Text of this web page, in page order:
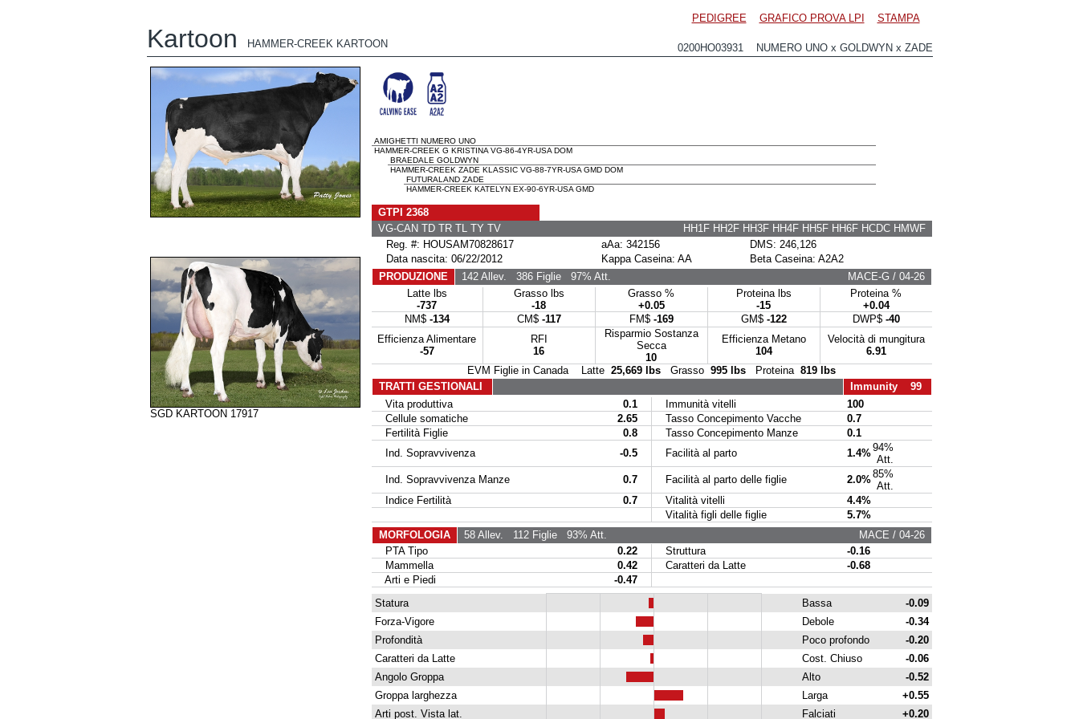
PEDIGREE GRAFICO PROVA LPI STAMPA
Kartoon HAMMER-CREEK KARTOON 0200HO03931 NUMERO UNO x GOLDWYN x ZADE
SGD KARTOON 17917
AMIGHETTI NUMERO UNO
HAMMER-CREEK G KRISTINA VG-86-4YR-USA DOM
BRAEDALE GOLDWYN
HAMMER-CREEK ZADE KLASSIC VG-88-7YR-USA GMD DOM
FUTURALAND ZADE
HAMMER-CREEK KATELYN EX-90-6YR-USA GMD
GTPI 2368
VG-CAN TD TR TL TY TV
HH1F HH2F HH3F HH4F HH5F HH6F HCDC HMWF
Reg. #: HOUSAM70828617
aAa: 342156
DMS: 246,126
Data nascita: 06/22/2012
Kappa Caseina: AA
Beta Caseina: A2A2
PRODUZIONE
142 Allev. 386 Figlie97% Att.
MACE-G / 04-26
Latte lbs
-737
Grasso lbs
-18
Grasso %
+0.05
Proteina lbs
-15
Proteina %
+0.04
NM$ -134 CM$ -117 FM$ -169 GM$ -122 DWP$ -40
Efficienza Alimentare
-57
RFI
16
Risparmio Sostanza
Secca
10
Efficienza Metano
104
Velocità di mungitura
6.91
EVM Figlie in Canada Latte 25,669 lbs Grasso 995 lbs Proteina 819 lbs
TRATTI GESTIONALI
Immunity 99
Vita produttiva
0.1 Immunità vitelli
100
Cellule somatiche
2.65 Tasso Concepimento Vacche
0.7
Fertilità Figlie
0.8 Tasso Concepimento Manze
0.1
Ind. Sopravvivenza
-0.5 Facilità al parto 1.4%94%
Att.
Ind. Sopravvivenza Manze
0.7 Facilità al parto delle figlie 2.0%85%
Att.
Indice Fertilità
0.7 Vitalità vitelli
4.4%
Vitalità figli delle figlie
5.7%
MORFOLOGIA
58 Allev. 112 Figlie93% Att.
MACE / 04-26
PTA Tipo
0.22 Struttura
-0.16
Mammella
0.42 Caratteri da Latte
-0.68
Arti e Piedi
-0.47
Statura
Bassa
-0.09
Forza-Vigore
Debole
-0.34
Profondità
Poco profondo
-0.20
Caratteri da Latte
Cost. Chiuso
-0.06
Angolo Groppa
Alto
-0.52
Groppa larghezza
Larga
+0.55
Arti post. Vista lat.
Falciati +0.20